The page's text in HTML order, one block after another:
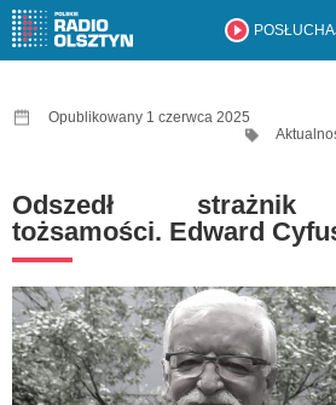
Opublikowany 1 czerwca 2025
Odszedł strażnik
tożsamości. Edward